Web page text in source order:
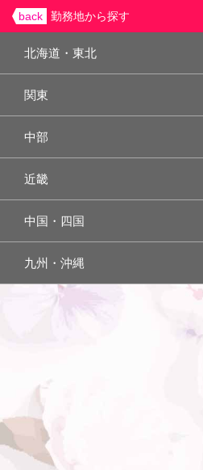
back 勤務地から探す
北海道・東北
関東
中部
近畿
中国・四国
九州・沖縄